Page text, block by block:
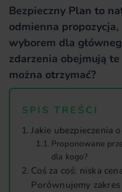
Bezpieczny Plan to
odmienna
wyborem dla
zdarzenia obejmują
można otrzymać?
SPIS TREŚCI
Jakie ubezpieczenia
Proponowane
dla kogo?
Coś za coś: niska
Porównujemy